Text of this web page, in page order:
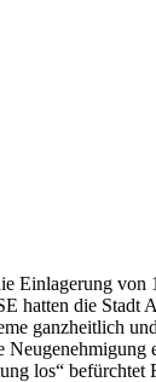
Einlagerung
hatten die Stadt
ganzheitlich
los“